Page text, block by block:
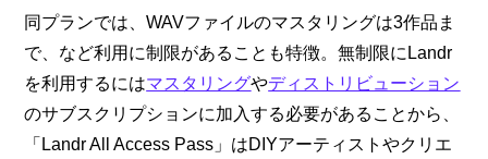
同プランでは、WAVファイルのマスタリングは3作品ま
で、など利用に制限があることも特徴。無制限にLandr
を利用するにはマスタリングやディストリビューション
のサブスクリプションに加入する必要があることから、
「Landr All Access Pass」はDIYアーティストやクリエ